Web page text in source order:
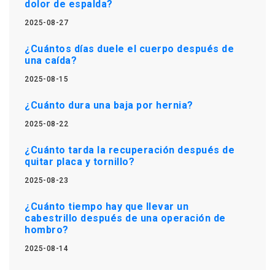
dolor de espalda?
2025-08-27
¿Cuántos días duele el cuerpo después de
una caída?
2025-08-15
¿Cuánto dura una baja por hernia?
2025-08-22
¿Cuánto tarda la recuperación después de
quitar placa y tornillo?
2025-08-23
¿Cuánto tiempo hay que llevar un
cabestrillo después de una operación de
hombro?
2025-08-14